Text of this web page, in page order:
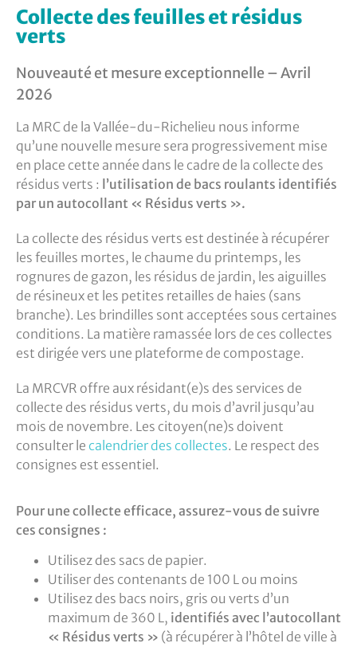
Collecte des feuilles et résidus
verts
Nouveauté et mesure exceptionnelle – Avril
2026
La MRC de la Vallée-du-Richelieu nous informe
qu’une nouvelle mesure sera progressivement mise
en place cette année dans le cadre de la collecte des
résidus verts : l’utilisation de bacs roulants identifiés
par un autocollant « Résidus verts ».
La collecte des résidus verts est destinée à récupérer
les feuilles mortes, le chaume du printemps, les
rognures de gazon, les résidus de jardin, les aiguilles
de résineux et les petites retailles de haies (sans
branche). Les brindilles sont acceptées sous certaines
conditions. La matière ramassée lors de ces collectes
est dirigée vers une plateforme de compostage.
La MRCVR offre aux résidant(e)s des services de
collecte des résidus verts, du mois d’avril jusqu’au
mois de novembre. Les citoyen(ne)s doivent
consulter le calendrier des collectes. Le respect des
consignes est essentiel.
Pour une collecte efficace, assurez-vous de suivre
ces consignes :
Utilisez des sacs de papier.
Utiliser des contenants de 100 L ou moins
Utilisez des bacs noirs, gris ou verts d’un
maximum de 360 L, identifiés avec l’autocollant
« Résidus verts » (à récupérer à l’hôtel de ville à